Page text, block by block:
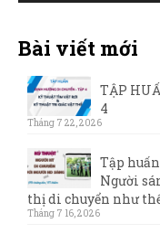
Bài viết mới
TẬP
4
Tháng 7 22, 2026
Tập
Người
thị di chuyển như
Tháng 7 16, 2026